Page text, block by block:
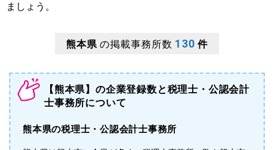
ましょう。
熊本県 の掲載事務所数 130 件
【熊本県】の企業登録数と税理士・公認会計
士事務所について
熊本県の税理士・公認会計士事務所